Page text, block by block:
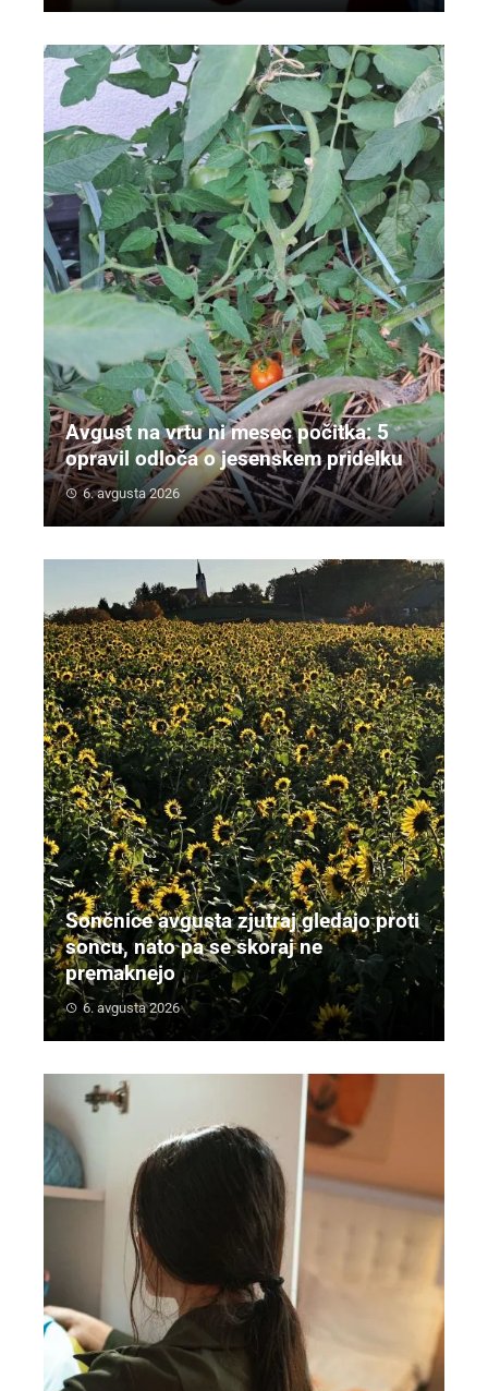
Avgust na vrtu ni mesec počitka: 5
opravil odloča o jesenskem pridelku
6. avgusta 2026
Sončnice avgusta zjutraj gledajo proti
soncu, nato pa se skoraj ne
premaknejo
6. avgusta 2026